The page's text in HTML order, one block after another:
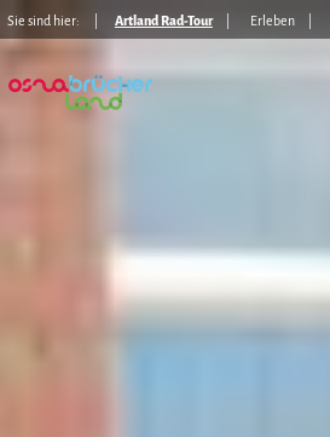
Sie sind hier: Artland Rad-Tour Erleben